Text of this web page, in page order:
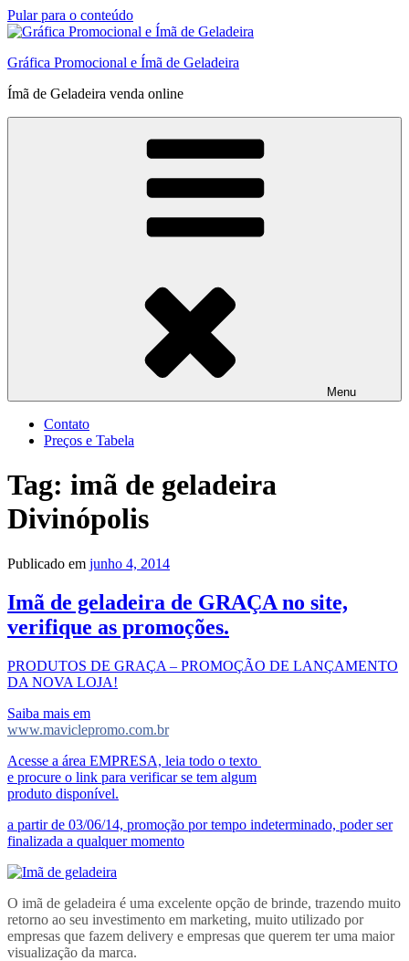
Pular para o conteúdo
Gráfica Promocional e Ímã de Geladeira
Ímã de Geladeira venda online
Menu
Contato
Preços e Tabela
Tag: imã de geladeira
Divinópolis
Publicado em junho 4, 2014
Imã de geladeira de GRAÇA no site,
verifique as promoções.
PRODUTOS DE GRAÇA – PROMOÇÃO DE LANÇAMENTO
DA NOVA LOJA!
Saiba mais em
www.maviclepromo.com.br
Acesse a área EMPRESA, leia todo o texto
e procure o link para verificar se tem algum
produto disponível.
a partir de 03/06/14, promoção por tempo indeterminado, poder ser
finalizada a qualquer momento
O imã de geladeira é uma excelente opção de brinde, trazendo muito
retorno ao seu investimento em marketing, muito utilizado por
empresas que fazem delivery e empresas que querem ter uma maior
visualização da marca.